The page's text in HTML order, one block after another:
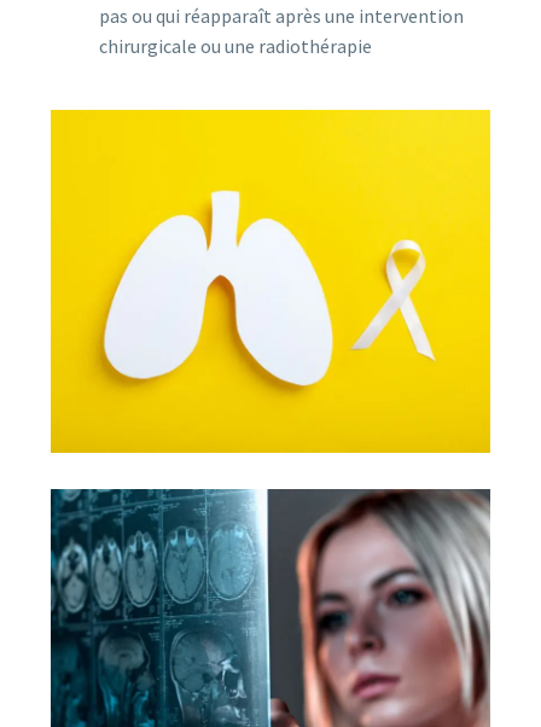
pas ou qui réapparaît après une intervention
chirurgicale ou une radiothérapie